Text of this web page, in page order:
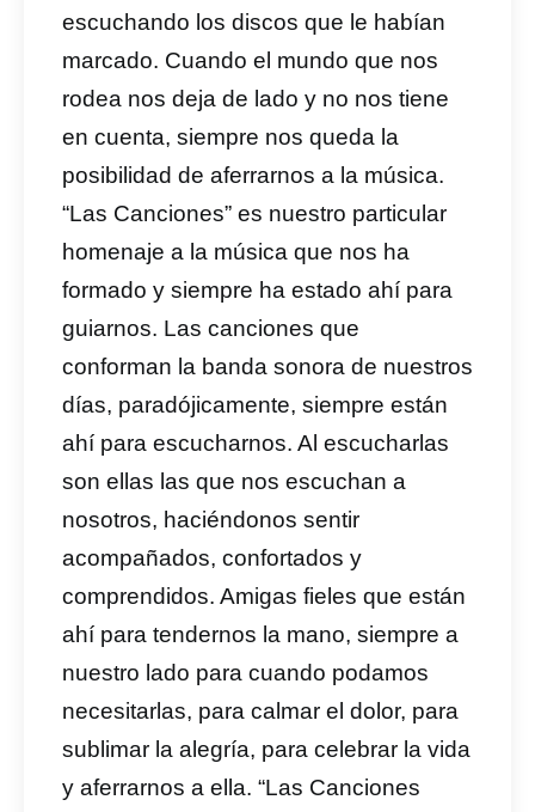
escuchando los discos que le habían
marcado. Cuando el mundo que nos
rodea nos deja de lado y no nos tiene
en cuenta, siempre nos queda la
posibilidad de aferrarnos a la música.
“Las Canciones” es nuestro particular
homenaje a la música que nos ha
formado y siempre ha estado ahí para
guiarnos. Las canciones que
conforman la banda sonora de nuestros
días, paradójicamente, siempre están
ahí para escucharnos. Al escucharlas
son ellas las que nos escuchan a
nosotros, haciéndonos sentir
acompañados, confortados y
comprendidos. Amigas fieles que están
ahí para tendernos la mano, siempre a
nuestro lado para cuando podamos
necesitarlas, para calmar el dolor, para
sublimar la alegría, para celebrar la vida
y aferrarnos a ella. “Las Canciones